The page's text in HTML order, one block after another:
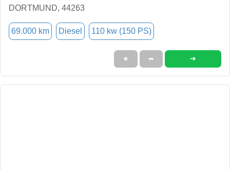
DORTMUND, 44263
69.000 km Diesel 110 kw (150 PS)
★ ➦ ➜